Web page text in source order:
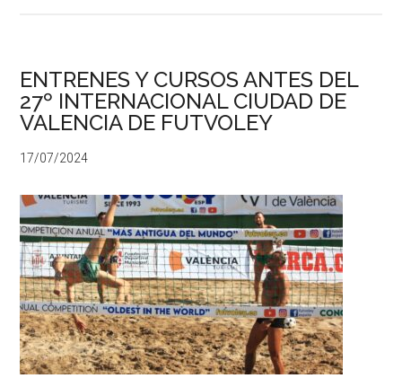
ENTRENES Y CURSOS ANTES DEL
27º INTERNACIONAL CIUDAD DE
VALENCIA DE FUTVOLEY
17/07/2024